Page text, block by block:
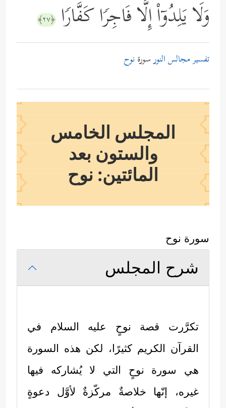
وَلَا یَلِدُوۤاْ إِلَّا فَاجِرࣰا كَفَّارࣰا ﴿٢٧﴾
تفسير مجالس النورسورة نوح
المجلس الخامس
والستون بعد
المائتين: نوح
سورة نوح
شرح المجلس
تكرَّرت قصة نوحٍ عليه السلام في
القرآن الكريم كثيرًا، لكن هذه السورة
هي سورة نوحٍ التي لا يُشاركه فيها
غيره، إنّها خلاصةٌ مركّزةٌ لأوَّل دعوةٍ